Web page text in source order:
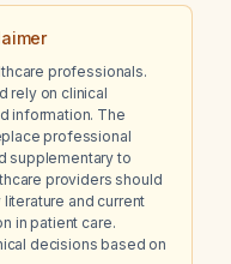
professionals.
rely on clinical
information. The
professional
supplementary to
providers should
and current
in patient care.
decisions based on